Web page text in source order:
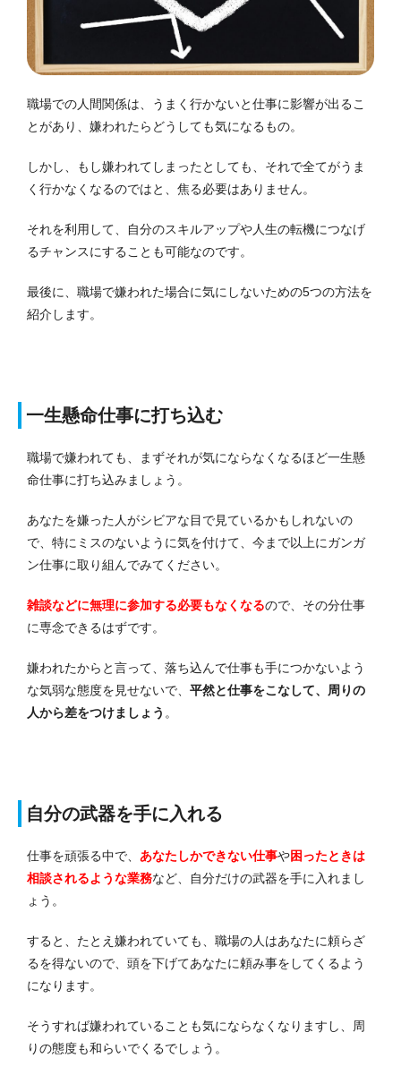
職場での人間関係は、うまく行かないと仕事に影響が出るこ
とがあり、嫌われたらどうしても気になるもの。
しかし、もし嫌われてしまったとしても、それで全てがうま
く行かなくなるのではと、焦る必要はありません。
それを利用して、自分のスキルアップや人生の転機につなげ
るチャンスにすることも可能なのです。
最後に、職場で嫌われた場合に気にしないための5つの方法を
紹介します。
一生懸命仕事に打ち込む
職場で嫌われても、まずそれが気にならなくなるほど一生懸
命仕事に打ち込みましょう。
あなたを嫌った人がシビアな目で見ているかもしれないの
で、特にミスのないように気を付けて、今まで以上にガンガ
ン仕事に取り組んでみてください。
雑談などに無理に参加する必要もなくなるので、その分仕事
に専念できるはずです。
嫌われたからと言って、落ち込んで仕事も手につかないよう
な気弱な態度を見せないで、 平然と仕事をこなして、周りの
人から差をつけましょう 。
自分の武器を手に入れる
仕事を頑張る中で、 あなたしかできない仕事や困ったときは
相談されるような業務など、自分だけの武器を手に入れまし
ょう。
すると、たとえ嫌われていても、職場の人はあなたに頼らざ
るを得ないので、頭を下げてあなたに頼み事をしてくるよう
になります。
そうすれば嫌われていることも気にならなくなりますし、周
りの態度も和らいでくるでしょう。